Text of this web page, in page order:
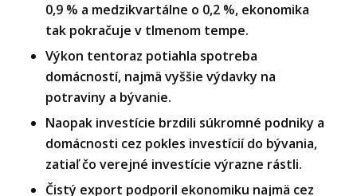
0,9 % a medzikvartálne o 0,2 %, ekonomika
tak pokračuje v tlmenom tempe.
Výkon tentoraz potiahla spotreba
domácností, najmä vyššie výdavky na
potraviny a bývanie.
Naopak investície brzdili súkromné podniky a
domácnosti cez pokles investícií do bývania,
zatiaľ čo verejné investície výrazne rástli.
Čistý export podporil ekonomiku najmä cez